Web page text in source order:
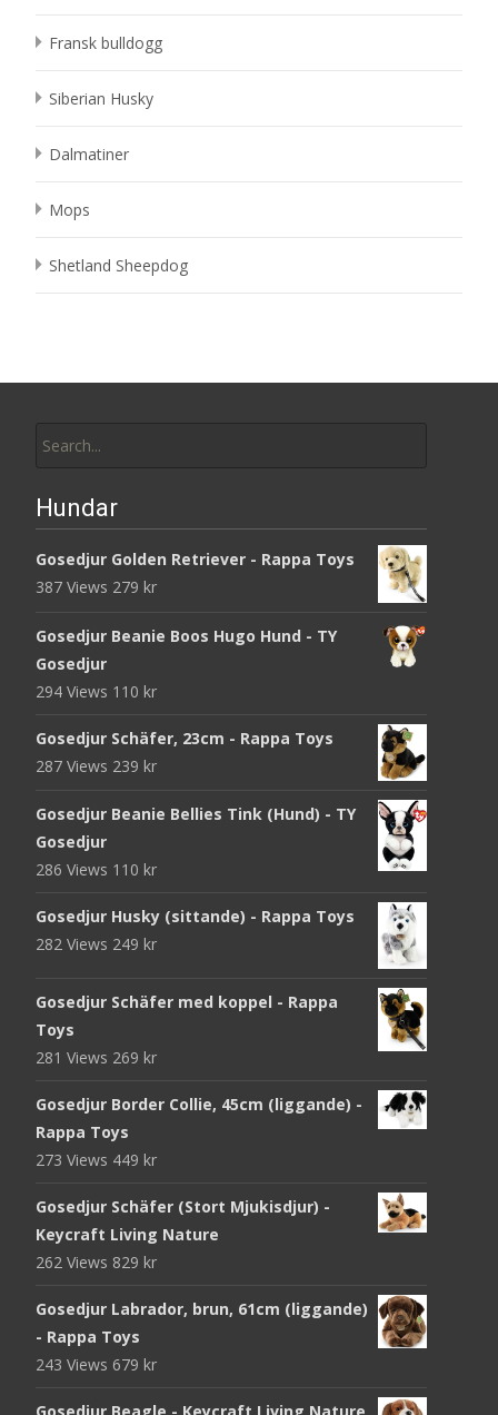
Fransk bulldogg
Siberian Husky
Dalmatiner
Mops
Shetland Sheepdog
for:
Hundar
Gosedjur Golden Retriever - Rappa Toys
387 Views 279 kr
Gosedjur Beanie Boos Hugo Hund - TY
Gosedjur
294 Views 110 kr
Gosedjur Schäfer, 23cm - Rappa Toys
287 Views 239 kr
Gosedjur Beanie Bellies Tink (Hund) - TY
Gosedjur
286 Views 110 kr
Gosedjur Husky (sittande) - Rappa Toys
282 Views 249 kr
Gosedjur Schäfer med koppel - Rappa
Toys
281 Views 269 kr
Gosedjur Border Collie, 45cm (liggande) -
Rappa Toys
273 Views 449 kr
Gosedjur Schäfer (Stort Mjukisdjur) -
Keycraft Living Nature
262 Views 829 kr
Gosedjur Labrador, brun, 61cm (liggande)
- Rappa Toys
243 Views 679 kr